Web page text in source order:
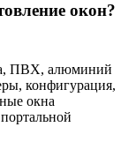
окон?
ПВХ, алюминий
конфигурация,
окна